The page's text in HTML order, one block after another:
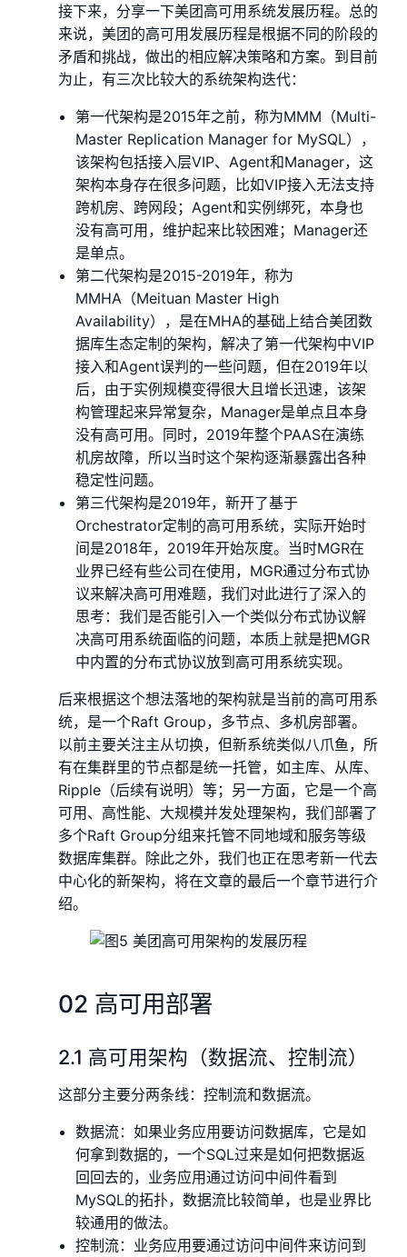
接下来，分享一下美团高可用系统发展历程。总的
来说，美团的高可用发展历程是根据不同的阶段的
矛盾和挑战，做出的相应解决策略和方案。到目前
为止，有三次比较大的系统架构迭代：
第一代架构是2015年之前，称为MMM（Multi-
Master Replication Manager for MySQL），
该架构包括接入层VIP、Agent和Manager，这
架构本身存在很多问题，比如VIP接入无法支持
跨机房、跨网段；Agent和实例绑死，本身也
没有高可用，维护起来比较困难；Manager还
是单点。
第二代架构是2015-2019年，称为
MMHA（Meituan Master High
Availability），是在MHA的基础上结合美团数
据库生态定制的架构，解决了第一代架构中VIP
接入和Agent误判的一些问题，但在2019年以
后，由于实例规模变得很大且增长迅速，该架
构管理起来异常复杂，Manager是单点且本身
没有高可用。同时，2019年整个PAAS在演练
机房故障，所以当时这个架构逐渐暴露出各种
稳定性问题。
第三代架构是2019年，新开了基于
Orchestrator定制的高可用系统，实际开始时
间是2018年，2019年开始灰度。当时MGR在
业界已经有些公司在使用，MGR通过分布式协
议来解决高可用难题，我们对此进行了深入的
思考：我们是否能引入一个类似分布式协议解
决高可用系统面临的问题，本质上就是把MGR
中内置的分布式协议放到高可用系统实现。
后来根据这个想法落地的架构就是当前的高可用系
统，是一个Raft Group，多节点、多机房部署。
以前主要关注主从切换，但新系统类似八爪鱼，所
有在集群里的节点都是统一托管，如主库、从库、
Ripple（后续有说明）等；另一方面，它是一个高
可用、高性能、大规模并发处理架构，我们部署了
多个Raft Group分组来托管不同地域和服务等级
数据库集群。除此之外，我们也正在思考新一代去
中心化的新架构，将在文章的最后一个章节进行介
绍。
02 高可用部署
2.1 高可用架构（数据流、控制流）
这部分主要分两条线：控制流和数据流。
数据流：如果业务应用要访问数据库，它是如
何拿到数据的，一个SQL过来是如何把数据返
回回去的，业务应用通过访问中间件看到
MySQL的拓扑，数据流比较简单，也是业界比
较通用的做法。
控制流：业务应用要通过访问中间件来访问到